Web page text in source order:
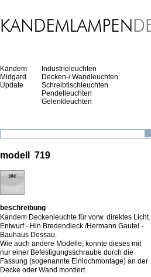
Kandem
Midgard
Update
Industrieleuchten
Decken-/ Wandleuchten
Schreibtischleuchten
Pendelleuchten
Gelenkleuchten
modell 719
beschreibung
Kandem Deckenleuchte für vorw. direktes Licht.
Entwurf - Hin Bredendieck /Hermann Gautel -
Bauhaus Dessau.
Wie auch andere Modelle, konnte dieses mit
nur einer Befestigungsschraube durch die
Fassung (sogenannte Einlochmontage) an der
Decke oder Wand montiert.